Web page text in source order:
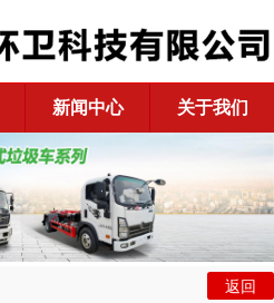
新闻中心 关于我们
返回